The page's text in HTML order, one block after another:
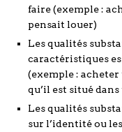
faire (exemple :
pensait louer)
Les qualités
caractéristiques
(exemple :
qu’il est situé
Les qualités
sur l’identité ou